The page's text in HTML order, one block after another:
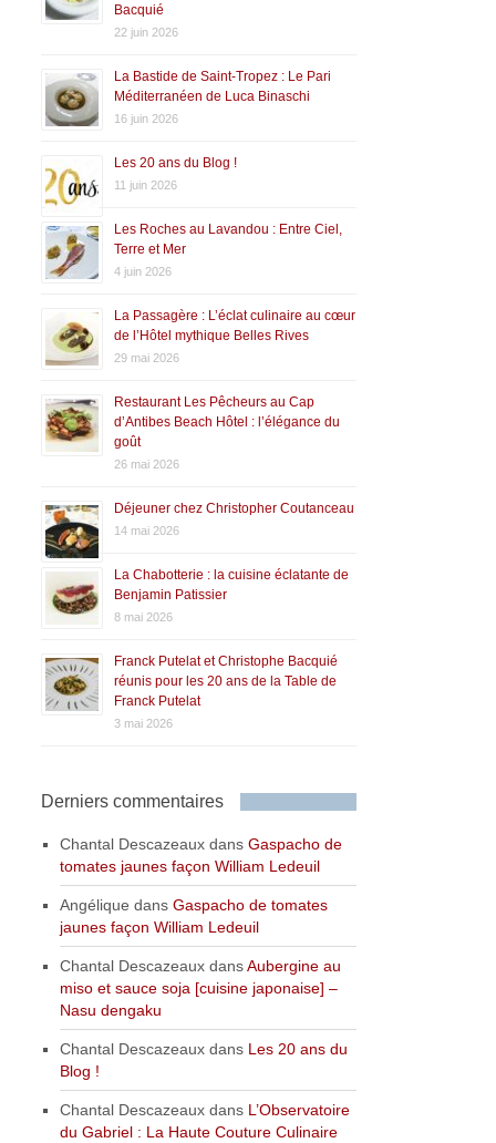
Bacquié
22 juin 2026
La Bastide de Saint-Tropez : Le Pari
Méditerranéen de Luca Binaschi
16 juin 2026
Les 20 ans du Blog !
11 juin 2026
Les Roches au Lavandou : Entre Ciel,
Terre et Mer
4 juin 2026
La Passagère : L’éclat culinaire au cœur
de l’Hôtel mythique Belles Rives
29 mai 2026
Restaurant Les Pêcheurs au Cap
d’Antibes Beach Hôtel : l’élégance du
goût
26 mai 2026
Déjeuner chez Christopher Coutanceau
14 mai 2026
La Chabotterie : la cuisine éclatante de
Benjamin Patissier
8 mai 2026
Franck Putelat et Christophe Bacquié
réunis pour les 20 ans de la Table de
Franck Putelat
3 mai 2026
Derniers commentaires
Chantal Descazeaux dansGaspacho de
tomates jaunes façon William Ledeuil
Angélique dansGaspacho de tomates
jaunes façon William Ledeuil
Chantal Descazeaux dansAubergine au
miso et sauce soja [cuisine japonaise] –
Nasu dengaku
Chantal Descazeaux dans Les 20 ans du
Blog !
Chantal Descazeaux dans L’Observatoire
du Gabriel : La Haute Couture Culinaire